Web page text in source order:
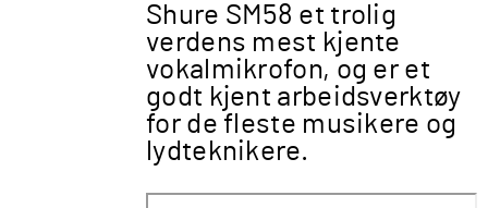
Shure SM58 et trolig
verdens mest kjente
vokalmikrofon, og er et
godt kjent arbeidsverktøy
for de fleste musikere og
lydteknikere.